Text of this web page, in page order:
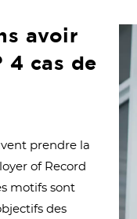
avoir
4 cas de
prendre la
of Record
motifs sont
des